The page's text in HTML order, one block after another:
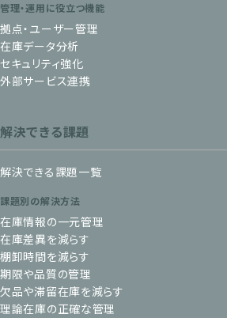
管理・運用に役立つ機能
拠点・ユーザー管理
在庫データ分析
セキュリティ強化
外部サービス連携
解決できる課題
解決できる課題一覧
課題別の解決方法
在庫情報の一元管理
在庫差異を減らす
棚卸時間を減らす
期限や品質の管理
欠品や滞留在庫を減らす
理論在庫の正確な管理